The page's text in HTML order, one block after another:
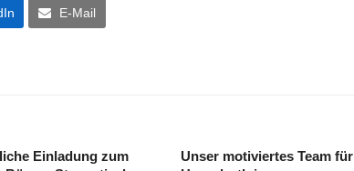
E-Mail
Einladung zum
Unser motiviertes Team für